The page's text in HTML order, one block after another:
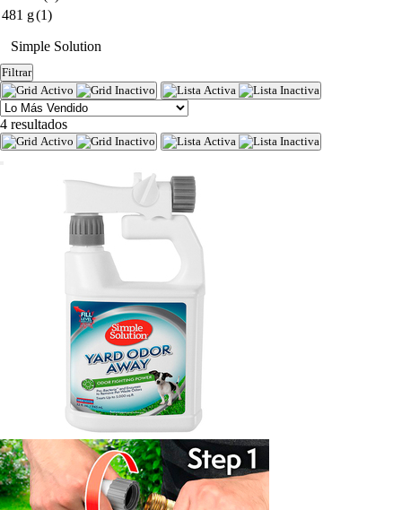
481 g(1)
Simple Solution
Filtrar
4 resultados